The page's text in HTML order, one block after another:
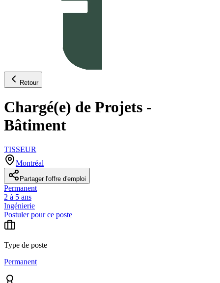
Retour
Chargé(e) de Projets -
Bâtiment
TISSEUR
Montréal
Partager l'offre d'emploi
Permanent
2 à 5 ans
Ingénierie
Postuler pour ce poste
Type de poste
Permanent